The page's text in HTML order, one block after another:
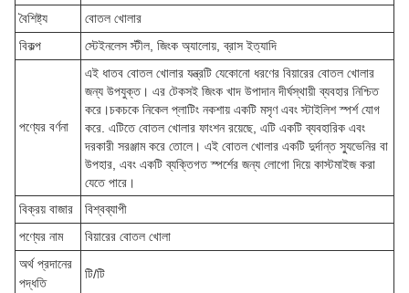
বৈশিষ্ট্য
বোতল খোলার
বিকল্প
স্টেইনলেস স্টীল, জিংক অ্যালোয়, ব্রাস ইত্যাদি
পণ্যের বর্ণনা
এই ধাতব বোতল খোলার যন্ত্রটি যেকোনো ধরণের বিয়ারের বোতল খোলার
জন্য উপযুক্ত। এর টেকসই জিংক খাদ উপাদান দীর্ঘস্থায়ী ব্যবহার নিশ্চিত
করে।চকচকে নিকেল প্লাটিং নকশায় একটি মসৃণ এবং স্টাইলিশ স্পর্শ যোগ
করে. এটিতে বোতল খোলার ফাংশন রয়েছে, এটি একটি ব্যবহারিক এবং
দরকারী সরঞ্জাম করে তোলে। এই বোতল খোলার একটি দুর্দান্ত স্যুভেনির বা
উপহার, এবং একটি ব্যক্তিগত স্পর্শের জন্য লোগো দিয়ে কাস্টমাইজ করা
যেতে পারে।
বিক্রয় বাজার
বিশ্বব্যাপী
পণ্যের নাম
বিয়ারের বোতল খোলা
অর্থ প্রদানের
পদ্ধতি
টি/টি